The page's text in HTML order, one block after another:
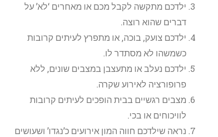
ילדכם מתקשה לקבל מכם או מאחרים ‘לא’ על
דברים שהוא רוצה.
ילדכם צועק, בוכה, או מתפרץ לעיתים קרובות
כשמשהו לא מסתדר לו.
ילדכם נעלב או מתעצבן במצבים שונים, ללא
פרופורציה לאירוע שקרה.
מצבים רגשיים בבית הופכים לעיתים קרובות
לוויכוחים או בכי.
נראה שילדכם חווה המון אירועים כ’נגדו’ ושעושים